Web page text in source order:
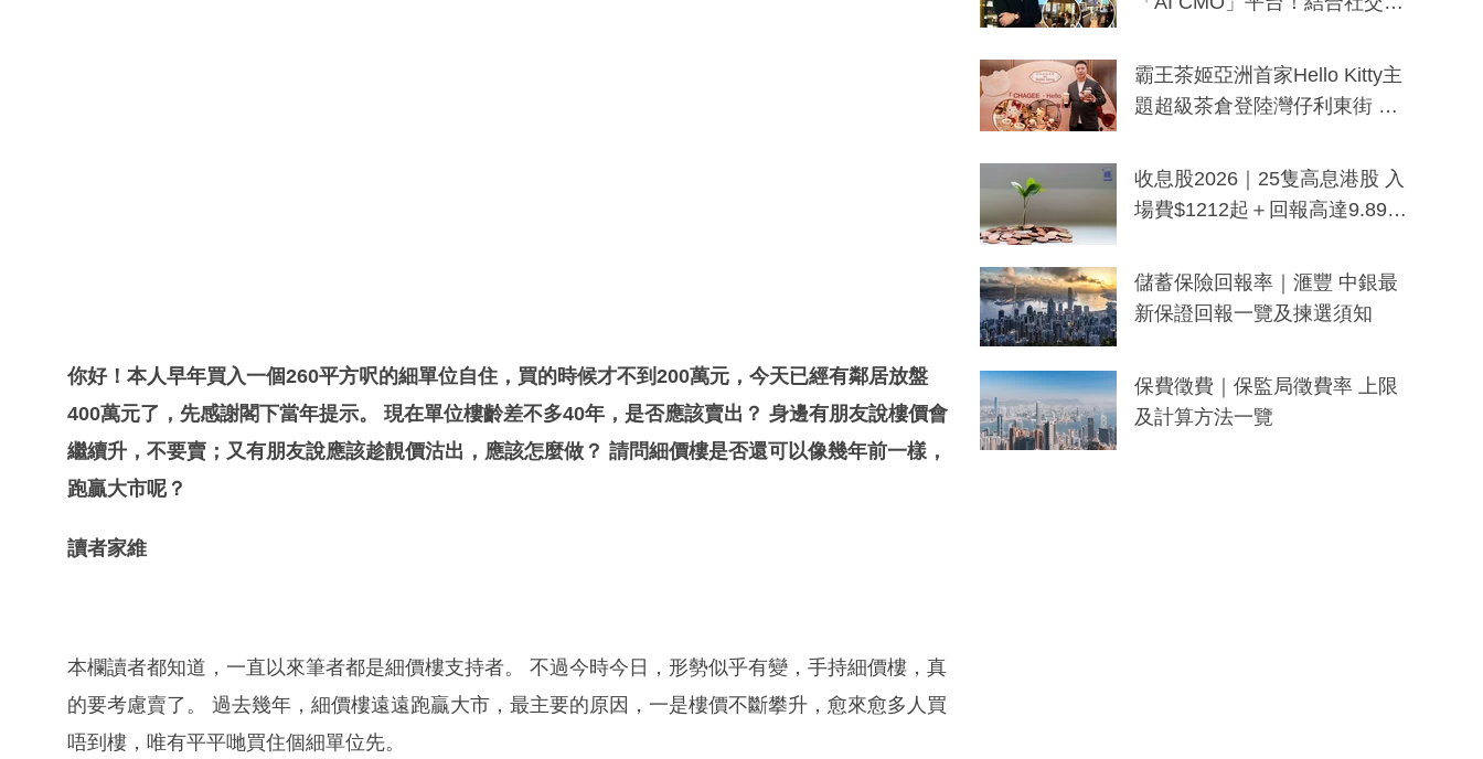
你好！本人早年買入一個260平方呎的細單位自住，買的時候才不到200萬元，今天已經有鄰居放盤
400萬元了，先感謝閣下當年提示。 現在單位樓齡差不多40年，是否應該賣出？ 身邊有朋友說樓價會
繼續升，不要賣；又有朋友說應該趁靚價沽出，應該怎麼做？ 請問細價樓是否還可以像幾年前一樣，
跑贏大市呢？
讀者家維
本欄讀者都知道，一直以來筆者都是細價樓支持者。 不過今時今日，形勢似乎有變，手持細價樓，真
的要考慮賣了。 過去幾年，細價樓遠遠跑贏大市，最主要的原因，一是樓價不斷攀升，愈來愈多人買
唔到樓，唯有平平哋買住個細單位先。
分鐘生成「貼地」宣傳短片
霸王茶姬亞洲首家Hello Kitty主
題超級茶倉登陸灣仔利東街 推
y及香港限定特調系列
收息股2026｜25隻高息港股 入
場費$1212起＋回報高達9.89
儲蓄保險回報率｜滙豐 中銀最
新保證回報一覽及揀選須知
保費徵費｜保監局徵費率 上限
及計算方法一覽